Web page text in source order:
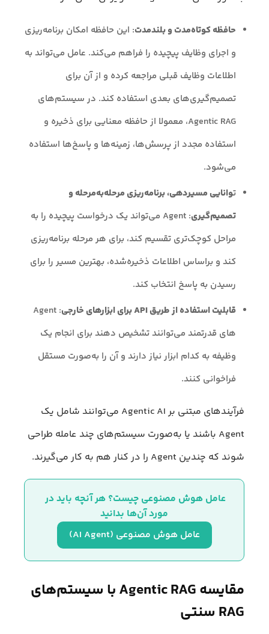
حافظه کوتاه‌مدت و بلندمدت: این حافظه امکان برنامه‌ریزی
و اجرای وظایف پیچیده را فراهم می‌کند. عامل می‌تواند به
اطلاعات وظایف قبلی مراجعه کرده و از آن برای
تصمیم‌گیری‌های بعدی استفاده کند. در سیستم‌های
Agentic RAG، معمولا از حافظه معنایی برای ذخیره و
استفاده مجدد از پرسش‌ها، زمینه‌ها و پاسخ‌ها استفاده
می‌شود.
توانایی مسیردهی، برنامه‌ریزی مرحله‌به‌مرحله و
تصمیم‌گیری
: Agent می‌تواند یک درخواست پیچیده را به
مراحل کوچک‌تری تقسیم کند، برای هر مرحله برنامه‌ریزی
کند و براساس اطلاعات ذخیره‌شده، بهترین مسیر را برای
رسیدن به پاسخ انتخاب کند.
قابلیت استفاده از طریق API برای ابزارهای خارجی
: Agent
های قدرتمند می‌توانند تشخیص دهند برای انجام یک
وظیفه به کدام ابزار نیاز دارند و آن را به‌صورت مستقل
فراخوانی کنند.
فرآیندهای مبتنی بر Agentic AI می‌توانند شامل یک
Agent باشند یا به‌صورت سیستم‌های چند عامله طراحی
شوند که چندین Agent را در کنار هم به کار می‌گیرند.
عامل هوش مصنوعی چیست؟ هر آنچه باید در
مورد آن‌ها بدانید
عامل هوش مصنوعی (AI Agent)
مقایسه Agentic RAG با سیستم‌های
RAG سنتی